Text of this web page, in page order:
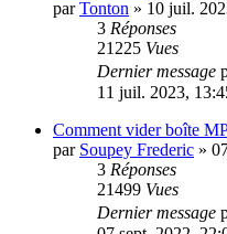
parTonton » 10 juil.
3 Réponses
21225 Vues
Dernier message
11 juil. 2023,
Comment vider boîte
par Soupey Frederic »
3 Réponses
21499 Vues
Dernier message